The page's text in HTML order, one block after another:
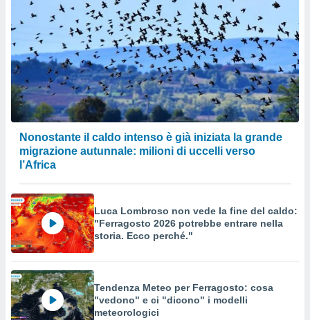
Nonostante il caldo intenso è già iniziata la grande
migrazione autunnale: milioni di uccelli verso
l’Africa
Luca Lombroso non vede la fine del caldo:
"Ferragosto 2026 potrebbe entrare nella
storia. Ecco perché."
Tendenza Meteo per Ferragosto: cosa
"vedono" e ci "dicono" i modelli
meteorologici